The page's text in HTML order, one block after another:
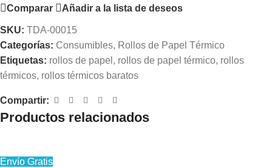
Comparar Añadir a la lista de deseos
SKU: TDA-00015
Categorías: Consumibles, Rollos de Papel Térmico
Etiquetas: rollos de papel , rollos de papel térmico, rollos
térmicos, rollos térmicos baratos
Compartir:
Productos relacionados
Envío Gratis